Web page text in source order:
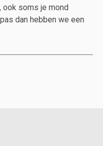
ook soms je mond
dan hebben we een